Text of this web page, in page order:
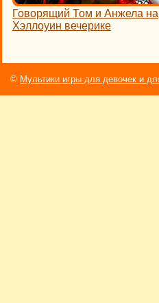
Говорящий Том и Анжела на
Хэллоуин вечерике
© Мультики игры для девочек и